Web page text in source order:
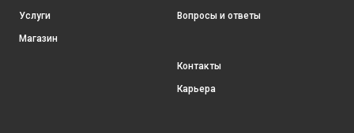
Услуги
Магазин
Вопросы и ответы
Контакты
Карьера